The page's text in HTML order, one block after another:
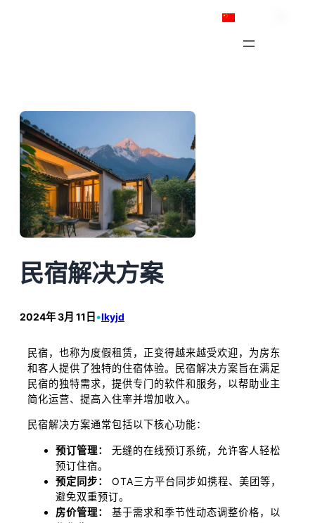
民宿解决方案
2024年 3月 11日 •lkyjd
民宿，也称为度假租赁，正变得越来越受欢迎，为房东
和客人提供了独特的住宿体验。民宿解决方案旨在满足
民宿的独特需求，提供专门的软件和服务，以帮助业主
简化运营、提高入住率并增加收入。
民宿解决方案通常包括以下核心功能：
预订管理：
无缝的在线预订系统，允许客人轻松
预订住宿。
预定同步：
OTA三方平台同步如携程、美团等，
避免双重预订。
房价管理：
基于需求和季节性动态调整价格，以